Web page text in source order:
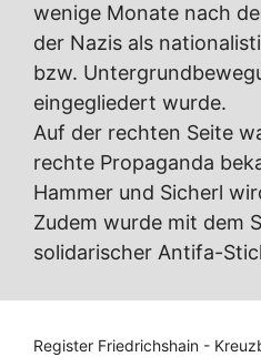
wenige Monate nach
der Nazis als
bzw.
eingegliedert wurde.
Auf der rechten Seite
rechte Propaganda
Hammer und Sicherl
Zudem wurde mit dem
solidarischer Antifa-
Register Friedrichshain -